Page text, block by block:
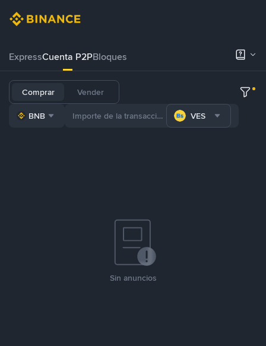
ExpressCuenta P2PBloques
Comprar Vender
BNB VES
Sin anuncios